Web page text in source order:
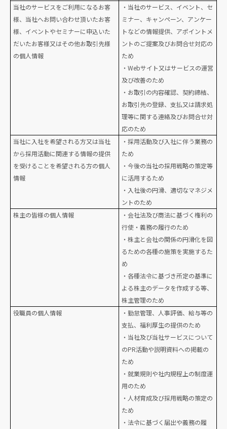
当社のサービスをご利用になるお客
様、当社へお問い合わせ頂いたお客
様、イベントやセミナーに申込いた
だいたお客様又はその他お取引先様
の個人情報
・当社のサービス、イベント、セ
ミナー、キャンペーン、アンケー
トなどの情報提供、アポイントメ
ントのご提案及びお問合せ対応の
ため
・Webサイト又はサービスの運営
及び改善のため
・お取引の内容確認、契約締結、
お取引先の登録、支払又は請求処
理等に関する連絡及びお問合せ対
応のため
当社に入社を希望される方又は当社
から採用活動に関連する情報の提供
を受けることを希望される方の個人
情報
・採用活動及び入社に伴う業務の
ため
・今後の当社の採用戦略の策定等
に活用するため
・入社後の円滑、適切なマネジメ
ントのため
株主の皆様の個人情報
・会社法及び商法に基づく権利の
行使・義務の履行のため
・株主と会社の関係の円滑化を図
るための各種の施策を実施するた
め
・各種法令に基づき所定の基準に
よる株主のデータを作成する等、
株主管理のため
役職員の個人情報
・勤怠管理、人事評価、給与等の
支払、福利厚生の提供のため
・当社及び当社サービスについて
のPR活動や説明資料への掲載の
ため
・就業規則や社内規程上の制度運
用のため
・人材育成及び採用戦略の策定の
ため
・法令に基づく届出や義務の履